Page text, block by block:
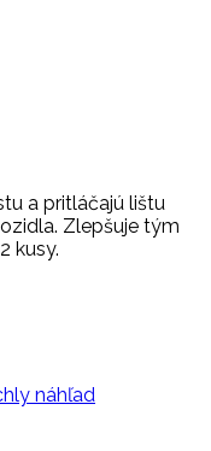
a pritláčajú lištu
Zlepšuje tým
kusy.
náhľad